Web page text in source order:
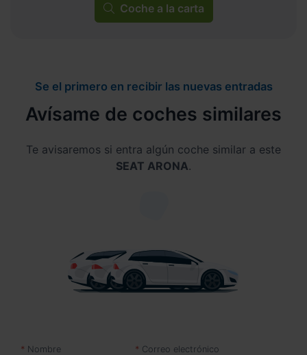
Coche a la carta
Se el primero en recibir las nuevas entradas
Avísame de coches similares
Te avisaremos si entra algún coche similar a este
SEAT ARONA.
Nombre Correo electrónico